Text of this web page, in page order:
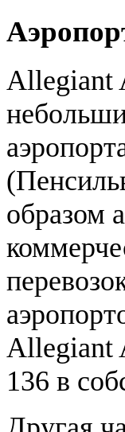
Allegiant
образом
Allegiant
136 в